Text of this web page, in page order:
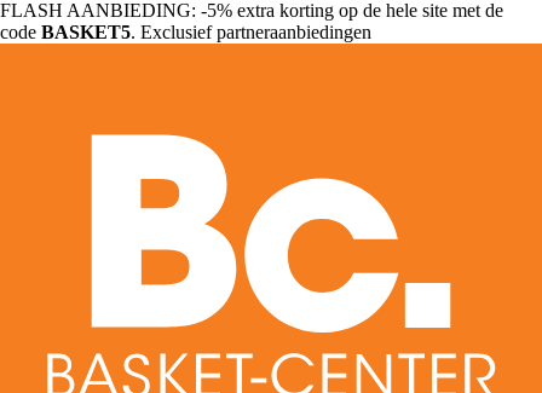
FLASH AANBIEDING: -5% extra korting op de hele site met de
code BASKET5. Exclusief partneraanbiedingen